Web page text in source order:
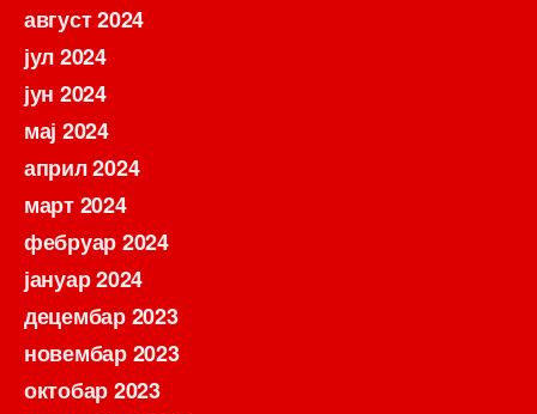
август 2024
јул 2024
јун 2024
мај 2024
април 2024
март 2024
фебруар 2024
јануар 2024
децембар 2023
новембар 2023
октобар 2023